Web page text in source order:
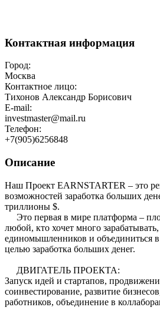
Контактная информация
Город:
Москва
Контактное лицо:
Тихонов Александр Борисович
E-mail:
investmaster@mail.ru
Телефон:
+7(905)6256848
Описание
Наш Проект EARNSTARTER – это
возможностей заработка больших
триллионы $.
Это первая в мире платформа –
любой, кто хочет много
единомышленников и объединиться
целью заработка больших денег.
ДВИГАТЕЛЬ ПРОЕКТА:
Запуск идей и стартапов,
соинвестирование, развитие
работников, объединение в